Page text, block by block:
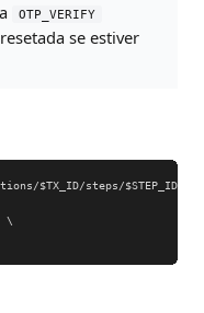
OTP_VERIFY
se estiver
$TX_ID/steps/$STEP_ID/
\